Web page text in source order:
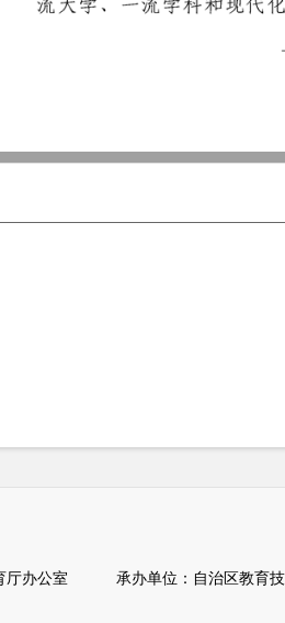
办公室 承办单位：自治区教育技术